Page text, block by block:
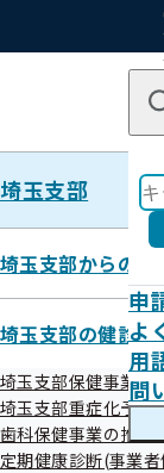
申
よ
用
問
埼玉支部
埼玉支部からのお
埼玉支部の健診
埼玉支部保健事業の
埼玉支部重症化予防
歯科保健事業の推進
定期健康診断(事業
令和4年度 第1回
資料
令和4年5月24日
埼玉支部評議会